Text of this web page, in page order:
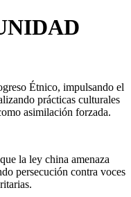
Étnico, impulsando el
prácticas culturales
asimilación forzada.
la ley china amenaza
persecución contra voces